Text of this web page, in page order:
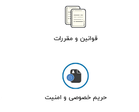
قوانین و مقررات
حریم خصوصی و امنیت